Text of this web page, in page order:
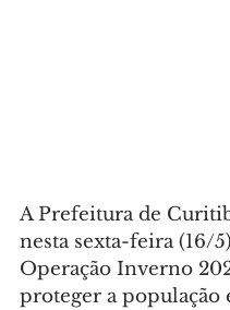
A Prefeitura de
nesta sexta-feira (16/
Operação Inverno
proteger a população